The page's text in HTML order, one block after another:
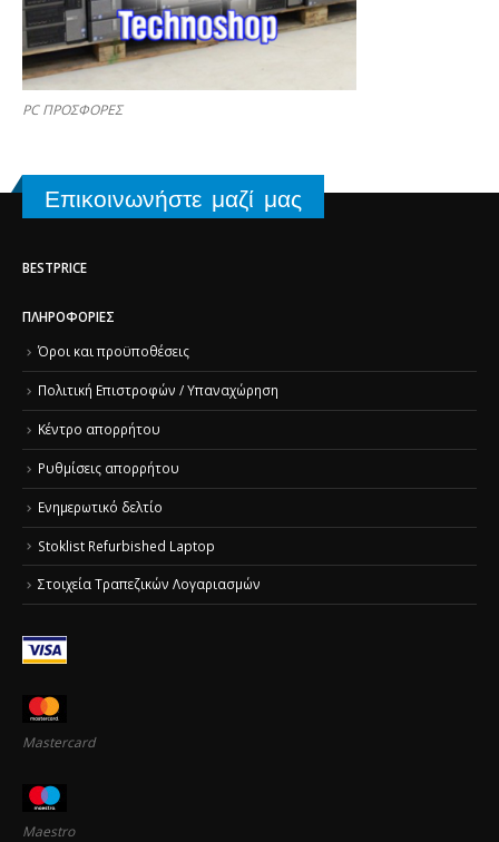
PC ΠΡΟΣΦΟΡΕΣ
Επικοινωνήστε μαζί μας
BESTPRICE
ΠΛΗΡΟΦΟΡΊΕΣ
Όροι και προϋποθέσεις
Πολιτική Επιστροφών / Υπαναχώρηση
Κέντρο απορρήτου
Ρυθμίσεις απορρήτου
Ενημερωτικό δελτίο
Stoklist Refurbished Laptop
Στοιχεία Τραπεζικών Λογαριασμών
Mastercard
Maestro